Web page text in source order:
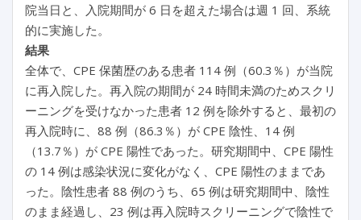
院当日と、入院期間が 6 日を超えた場合は週 1 回、系統
的に実施した。
結果
全体で、CPE 保菌歴のある患者 114 例（60.3％）が当院
に再入院した。再入院の期間が 24 時間未満のためスクリ
ーニングを受けなかった患者 12 例を除外すると、最初の
再入院時に、88 例（86.3％）が CPE 陰性、14 例
（13.7％）が CPE 陽性であった。研究期間中、CPE 陽性
の 14 例は感染状況に変化がなく、CPE 陽性のままであ
った。陰性患者 88 例のうち、65 例は研究期間中、陰性
のまま経過し、23 例は再入院時スクリーニングで陰性で